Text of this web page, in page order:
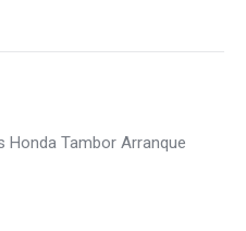
Tambor Arranque